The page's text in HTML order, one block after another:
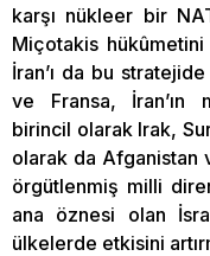
karşı nükleer bir
Miçotakis
İran’ı da bu
ve Fransa, İran’ın
birincil olarak Irak,
olarak da Afganistan
örgütlenmiş milli
ana öznesi olan
ülkelerde etkisini